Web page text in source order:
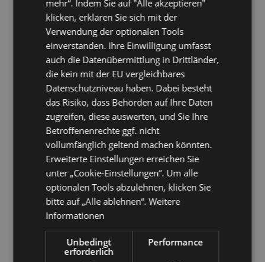
03.2019
Prüfung ob neue Version verfügbar (mit Anzeige
der Versionshistorie und direkter
Downloadmöglichkeit)
03.2019
Ready for Exchange 2019 CU-1 (KB4471391)
Ready for Exchange 2019 CU-1 SecurityUpdate
(KB4487563)
03.2019
Ready for Exchange 2019 SecurityUpdate
(KB4471389)
03.2019
Ready for Exchange 2016 CU-11 (KB4134118)
03.2019
Ready for Exchange 2016 CU-11
SecurityUpdate (KB4471389)
03.2019
Ready for Exchange 2016 CU-12 (KB4471392)
04.2019
Ready for Exchange 2016 CU-12
SecurityUpdate (KB4487563)
03.2019
Ready for Exchange 2013 CU-21
SecurityUpdate (KB4471389)
03.2019
Ready for Exchange 2013 CU-22 (KB4345836)
04.2019
Ready for Exchange 2013 CU-22
04.2019
Ready for Exchange 2010 SP3 RU-27
(KB4491413)
mehr“. Indem Sie auf "Alle akzeptieren"
klicken, erklären Sie sich mit der
Verwendung der optionalen Tools
einverstanden. Ihre Einwilligung umfasst
auch die Datenübermittlung in Drittländer,
die kein mit der EU vergleichbares
Datenschutzniveau haben. Dabei besteht
das Risiko, dass Behörden auf Ihre Daten
zugreifen, diese auswerten, und Sie Ihre
Betroffenenrechte ggf. nicht
vollumfänglich geltend machen könnten.
Erweiterte Einstellungen erreichen Sie
unter „Cookie-Einstellungen“. Um alle
optionalen Tools abzulehnen, klicken Sie
bitte auf „Alle ablehnen“.Weitere
Informationen
Unbedingt
erforderlich
Performance